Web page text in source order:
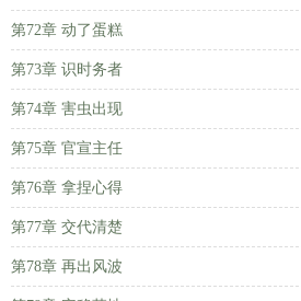
第72章 动了蛋糕
第73章 识时务者
第74章 害虫出现
第75章 官宣主任
第76章 拿捏心得
第77章 交代清楚
第78章 再出风波